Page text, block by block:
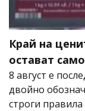
Край на
остават
8 август е
двойно
строги